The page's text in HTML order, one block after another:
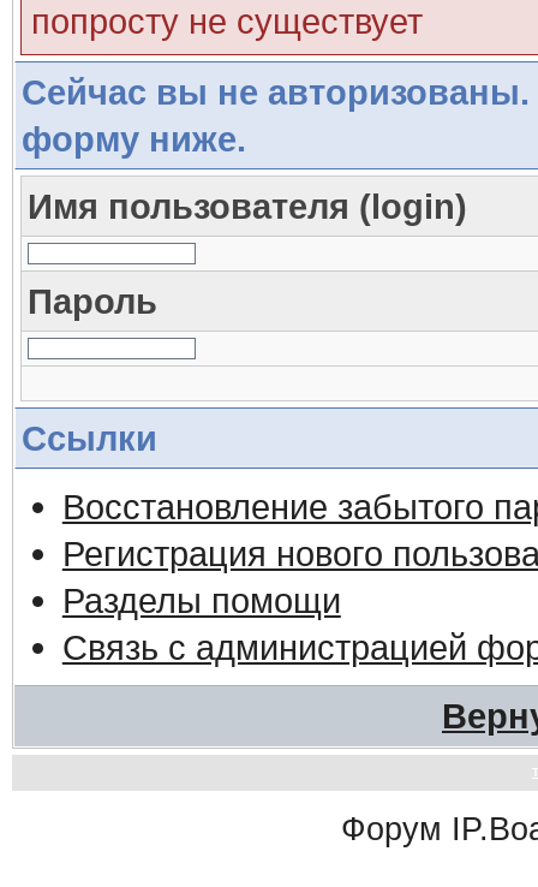
попросту не существует
Сейчас вы не авторизованы.
форму ниже.
Имя пользователя (login)
Пароль
Ссылки
Восстановление забытого
Регистрация нового
Разделы помощи
Связь с администрацией
Форум